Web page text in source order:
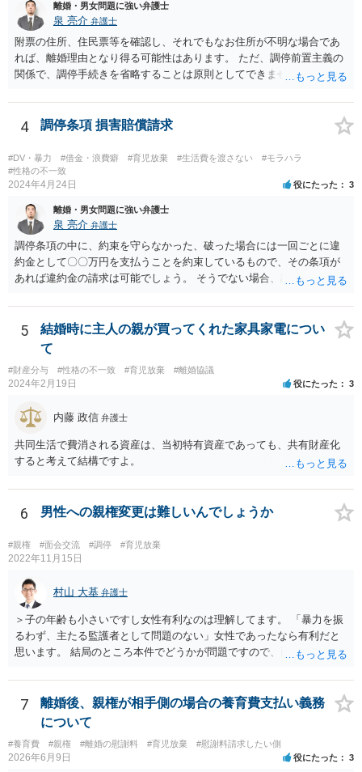
容によりますので(従前の調停段階で具体的な面会の方法まで特定され
ていれば間接強制が認められる可能性も高いです)、早めにご相談され
ることをお勧めします。 ご自身にとって納得できる方向で進められる
ことをお祈りしております。
離婚・男女問題に強い弁護士
泉 亮介 弁護士
附票の住所、住民票等を確認し、それでもなお住所が不明な場合であ
れば、離婚理由となり得る可能性はあります。 ただ、調停前置主義の
関係で、調停手続きを省略することは原則としてできません。また、
を考える必要があるでしょう。 ご自身で対応が難しければ弁護士を立
てた方が良いかと思われます。 調停においては、相手と直接会うとい
うことは基本的にないため、代理人とご本人と裁判所で話をしていく
形となります。
4 調停条項 損害賠償請求
#DV・暴力 #借金・浪費癖 #育児放棄 #生活費を渡さない
#モラハラ
#性格の不一致
2024年4月24日 役にたった 3
離婚・男女問題に強い弁護士
泉 亮介 弁護士
調停条項の中に、約束を守らなかった、破った場合には一回ごとに違
約金として〇〇万円を支払うことを約束しているもので、その条項が
あれば違約金の請求は可能でしょう。 そうでない場合、調停条項を守
が発生していない場合は条項違反があったとしても損害賠償請求は難
しいでしょう。
5
結婚時に主人の親が買ってくれた家具家電につい
て
#財産分与 #性格の不一致 #育児放棄 #離婚協議
2024年2月19日 役にたった 3
内藤 政信 弁護士
共同生活で費消される資産は、当初特有資産であっても、共有財産化
すると考えて結構ですよ。
6 男性への親権変更は難しいんでしょうか
#親権 #面会交流 #調停 #育児放棄
2022年11月15日
村山 大基 弁護士
＞子の年齢も小さいですし女性有利なのは理解してます。 「暴力を振
るわず、主たる監護者として問題のない」女性であったなら有利だと
思います。 結局のところ本件でどうかが問題ですので、面談相談に行
てもらった方がよいのでしょうか？ 費用が許すなら依頼した方が個人
的にはいいと思いますが、 依頼するかどうか含め、面談相談で話を聞
いてみた方がいいと思います。 なぜ面談相談をお勧めしているかと言
いますと、面談の方がネット相談（数行のやり取りを繰り返す）よ
り、 密度が濃いというか、やりとり（事情を聞いたり、不明点を尋ね
たり説明したり）がしやすいからです。
7
離婚後、親権が相手側の場合の養育費支払い義務
について
#養育費 #親権 #離婚の慰謝料 #育児放棄 #慰謝料請求したい側
2026年6月9日 役にたった 3